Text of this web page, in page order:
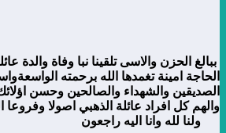
ببالغ الحزن والاسى تلقينا نبا وفاة والدة
الحاجة امينة تغمدها الله برحمته
الصديقين والشهداء والصالحين وحسن
والهم كل افراد عائلة الذهبي اصولا وفروعا
ولنا لله وانا اليه راجعون